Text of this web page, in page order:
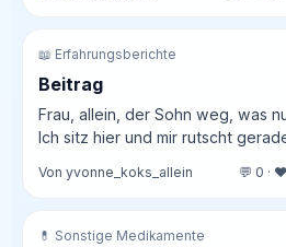
📖 Erfahrungsberichte
Beitrag
Frau, allein, der Sohn weg, was
Ich sitz hier und mir rutscht
Von yvonne_koks_allein 💬 0 ·
💊 Sonstige Medikamente